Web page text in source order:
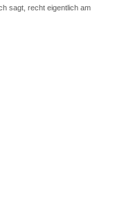
sagt, recht eigentlich am